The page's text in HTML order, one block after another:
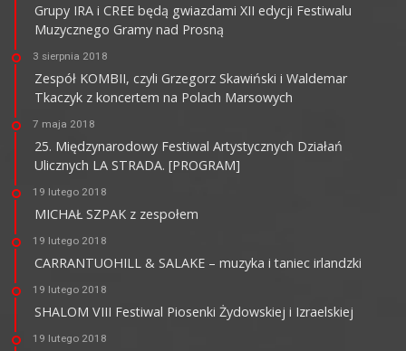
Grupy IRA i CREE będą gwiazdami XII edycji Festiwalu
Muzycznego Gramy nad Prosną
3 sierpnia 2018
Zespół KOMBII, czyli Grzegorz Skawiński i Waldemar
Tkaczyk z koncertem na Polach Marsowych
7 maja 2018
25. Międzynarodowy Festiwal Artystycznych Działań
Ulicznych LA STRADA. [PROGRAM]
19 lutego 2018
MICHAŁ SZPAK z zespołem
19 lutego 2018
CARRANTUOHILL & SALAKE – muzyka i taniec irlandzki
19 lutego 2018
SHALOM VIII Festiwal Piosenki Żydowskiej i Izraelskiej
19 lutego 2018